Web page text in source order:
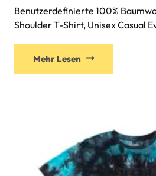
Benutzerdefinierte 100%
Shoulder T-Shirt, Unisex Casual
Mehr Lesen